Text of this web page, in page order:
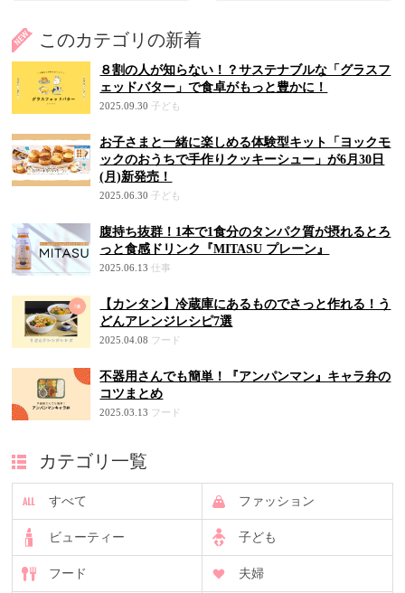
このカテゴリの新着
８割の人が知らない！？サステナブルな「グラスフ
ェッドバター」で食卓がもっと豊かに！
2025.09.30 子ども
お子さまと一緒に楽しめる体験型キット「ヨックモ
ックのおうちで手作りクッキーシュー」が6月30日
(月)新発売！
2025.06.30 子ども
腹持ち抜群！1本で1食分のタンパク質が摂れるとろ
っと食感ドリンク『MITASU プレーン』
2025.06.13 仕事
【カンタン】冷蔵庫にあるものでさっと作れる！う
どんアレンジレシピ7選
2025.04.08 フード
不器用さんでも簡単！『アンパンマン』キャラ弁の
コツまとめ
2025.03.13 フード
カテゴリ一覧
すべて ファッション
ビューティー 子ども
フード 夫婦